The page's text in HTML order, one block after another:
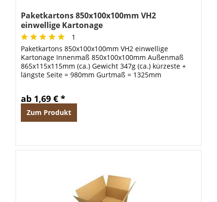
Paketkartons 850x100x100mm VH2
einwellige Kartonage
1
Paketkartons 850x100x100mm VH2 einwellige
Kartonage Innenmaß 850x100x100mm Außenmaß
865x115x115mm (ca.) Gewicht 347g (ca.) kürzeste +
längste Seite = 980mm Gurtmaß = 1325mm
ab 1,69 € *
Zum Produkt